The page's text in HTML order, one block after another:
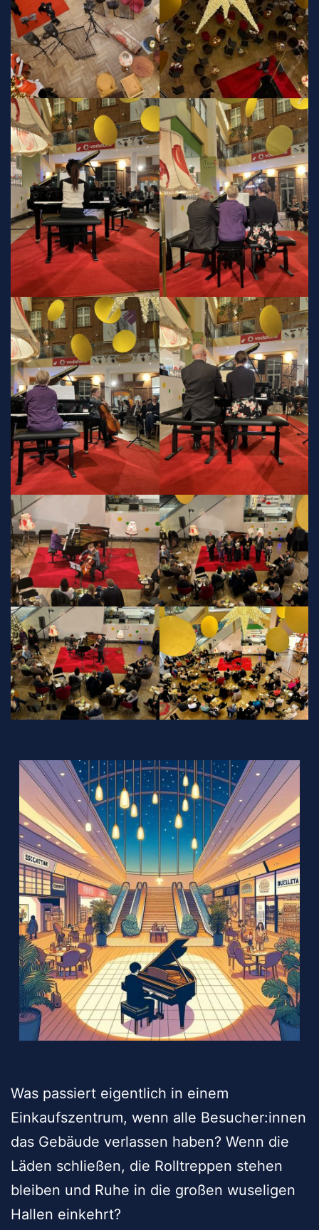
Was passiert eigentlich in einem
Einkaufszentrum, wenn alle Besucher:innen
das Gebäude verlassen haben? Wenn die
Läden schließen, die Rolltreppen stehen
bleiben und Ruhe in die großen wuseligen
Hallen einkehrt?